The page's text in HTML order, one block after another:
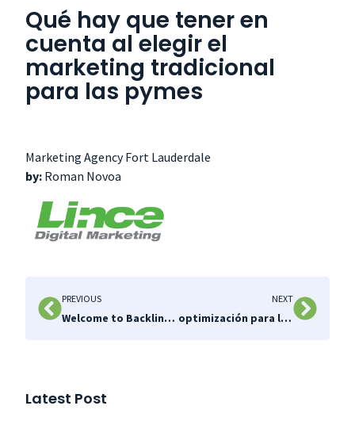
Qué hay que tener en
cuenta al elegir el
marketing tradicional
para las pymes
Marketing Agency Fort Lauderdale
by: Roman Novoa
PREVIOUS
Welcome to Backlinks 101, the ultimate guide
NEXT
optimización para los motores de búsqueda
Latest Post